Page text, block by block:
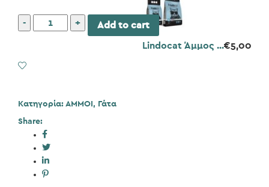
Lindocat Άμμος ...€5,00
Lindocat
Άμμος
Powder
Add to cart
Κατηγορία: ΑΜΜΟΙ , Γάτα
Share: